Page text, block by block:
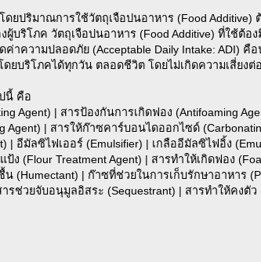
ยปริมาณการใช้วัตถุเจือปนอาหาร (Food Additive)
บริโภค วัตถุเจือปนอาหาร (Food Additive) ที่ใช้ต้อ
าความปลอดภัย (Acceptable Daily Intake: ADI) คื
ยบริโภคได้ทุกวัน ตลอดชีวิต โดยไม่เกิดความเสี่ยงต่
นี้ คือ
Agent) | สารป้องกันการเกิดฟอง (Antifoaming
| สารให้ก๊าซคาร์บอนไดออกไซด์
อีมัลซิไฟเออร์ (Emulsifier) | เกลืออีมัลซิไฟอิ้ง
(Flour Treatment Agent) | สารทำให้เกิดฟอง
(Humectant) | ก๊าซที่ช่วยในการเก็บรักษาอาหาร
ช่วยจับอนุมูลอิสระ (Sequestrant) | สารทำให้คงตัว